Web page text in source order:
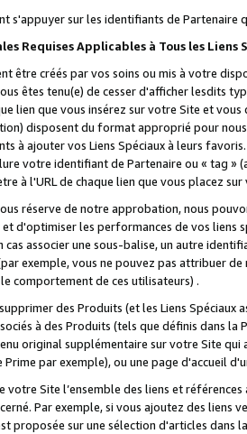
s'appuyer sur les identifiants de Partenaire
Requises Applicables à Tous les Liens
être créés par vos soins ou mis à votre
êtes tenu(e) de cesser d'afficher lesdits
lien que vous insérez sur votre Site et
disposent du format approprié pour
à ajouter vos Liens Spéciaux à leurs
votre identifiant de Partenaire ou « tag
à l'URL de chaque lien que vous placez
réserve de notre approbation, nous
d'optimiser les performances de vos liens
cas associer une sous-balise, un autre
exemple, vous ne pouvez pas attribuer
comportement de ces utilisateurs) .
des Produits (et les Liens
à des Produits (tels que définis dans
original supplémentaire sur votre Site qui
Prime par exemple), ou une page d'accueil
votre Site l’ensemble des liens et
Par exemple, si vous ajoutez des
proposée sur une sélection d'articles